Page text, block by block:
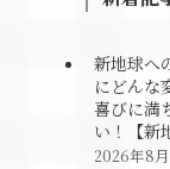
新地球へ
にどんな
喜びに満
い！【新
2026年8